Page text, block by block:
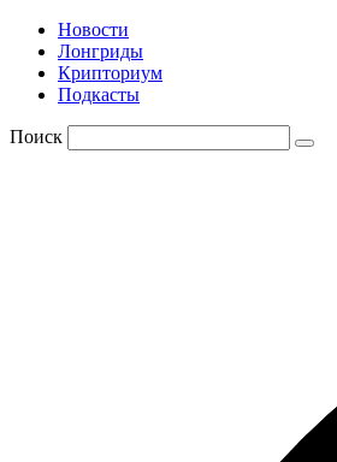
Новости
Лонгриды
Крипториум
Подкасты
Поиск